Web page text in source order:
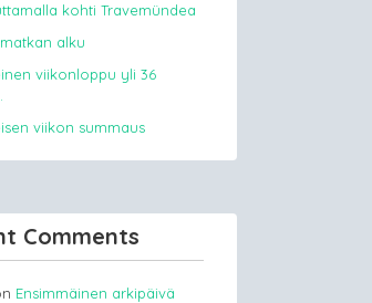
kohti Travemündea
alku
viikonloppu yli 36
viikon summaus
Comments
Ensimmäinen arkipäivä